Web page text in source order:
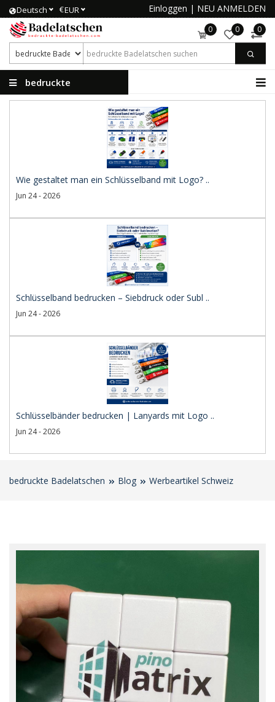
Deutsch €EUR Einloggen | NEU ANMELDEN
0 0 0
bedruckte
Wie gestaltet man ein Schlüsselband mit Logo? ..
Jun 24 - 2026
Schlüsselband bedrucken – Siebdruck oder Subl ..
Jun 24 - 2026
Schlüsselbänder bedrucken | Lanyards mit Logo ..
Jun 24 - 2026
bedruckte Badelatschen Blog Werbeartikel Schweiz